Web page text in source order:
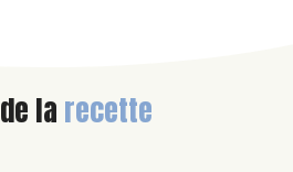
de la recette